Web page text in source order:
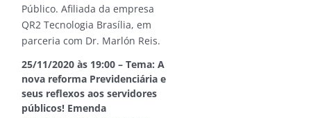
Público. Afiliada da empresa
QR2 Tecnologia Brasília, em
parceria com Dr. Marlón Reis.
25/11/2020 às 19:00 – Tema: A
nova reforma Previdenciária e
seus reflexos aos servidores
públicos! Emenda